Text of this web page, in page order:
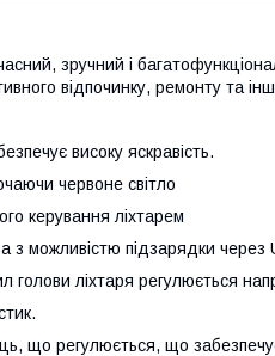
зручний і
відпочинку, ремонту та
високу яскравість.
червоне світло
керування ліхтарем
з можливістю підзарядки через
голови ліхтаря регулюється
що регулюється, що